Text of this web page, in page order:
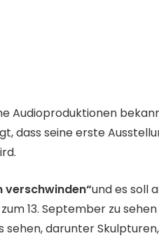
Audioproduktionen
dass seine erste
verschwinden“und es soll
13. September zu
sehen, darunter